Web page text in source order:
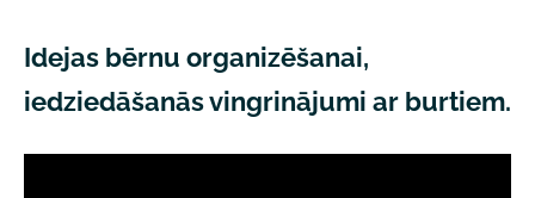
Idejas bērnu organizēšanai,
iedziedāšanās vingrinājumi ar burtiem.